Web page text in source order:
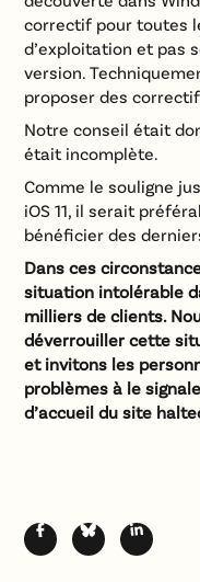
correctif pour toutes
d’exploitation et pas
version.
proposer des
Notre conseil était
était incomplète.
Comme le souligne
iOS 11, il serait
bénéficier des
Dans ces
situation intolérable
milliers de clients.
déverrouiller cette
et invitons les
problèmes à le
d’accueil du site